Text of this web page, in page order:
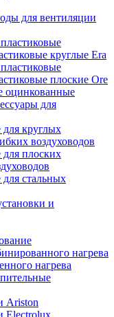
для вентиляции
круглые Era
плоские Ore
оцинкованные
для
круглых
воздуховодов
плоских
стальных
и
нагрева
нагрева
Ariston